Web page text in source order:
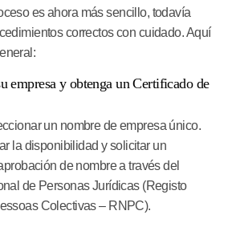
es ahora más sencillo, todavía
correctos con cuidado. Aquí
empresa y obtenga un Certificado de
un nombre de empresa único.
la disponibilidad y solicitar un
de nombre a través del
de Personas Jurídicas (Registo
Colectivas – RNPC).